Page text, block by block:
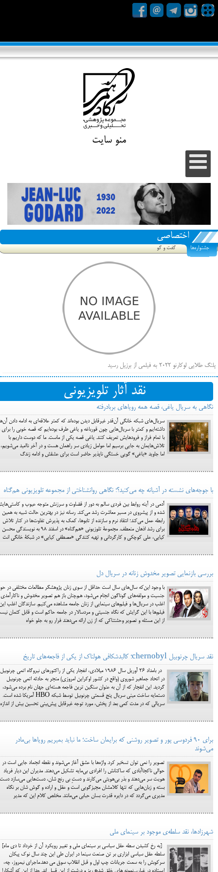
منو سایت
اختصاصی
جشنواره‌ها گفت و گو
پلنگ طلایی لوکارنو ۲۰۲۲ به فیلمی از برزیل رسید
فهرست فیلم‌های بخش مسابقه جشنواره فیلم ونیز ۲۰۲۲ مشخص شد، سهم پررنگ ایرانی‌ها
بیرون راندن فیلم‌های منتسب به حامیان کرملین از جشنواره کن، راه برای مستقل‌ها باز است
نقد آثار تلویزیونی
نگاهی به سریال یاغی، قصه همه رویاهای بربادرفته
سریال‌های شبکه خانگی آن‌قدر غیرقابل دیدن بوده‌اند که کمتر علاقه‌ای به ادامه دادن
داشته‌ایم و کمتر با سریال‌هایی چون قورباغه و یاغی طرف بوده‌ایم که قصه خوبی را برای
با تمام فراز و فرودهایش تعریف کنند. یاغی قصه یکی از ماست. ما که دوست داریم با
تلاش‌هایمان به جایی برسیم اما عوامل زیادی سر راهمان هست و در آخر ناامید می‌شویم،
اما جاوید «یاغی» گویی خستگی ناپذیر حاضر است برای عشقش و ادامه زندگ
با جوجه‌های نشسته در آشیانه چه می‌کنید؟؛ نگاهی روانشناختی از مجموعه تلویزیونی هم‌گناه
آدمی در آینه روابط بین فردی سالم به دور از قضاوت و سرزنش متوجه عیوب و
شده و از پیشروی در مسیر معاشرت رشد می‌کند. رسانه نیز در بهترین حالت شبیه به همین
رابطه عمل می‌کند؛ انتقاد نرم و سازنده از تابو‌ها، کمک به پذیرش تفاوت‌ها در کنار تلاش
برای رشد اذهان منعطف. مجموعۀ تلوزیونی «هم‌گناه» در اسفند ۹۸ به نویسندگی محسن
کیایی، علی کوچکی و کارگردانی و تهیه کنندگی «مصطفی کیایی» در شبکۀ خانگی انت
بررسی بازنمایی تصویر مخدوش زنانه در سریال دل
با وجود این‌که سال‌های سال است حداقل از سوی زنان پژوهشگر مطالعات مختلفی در
جنسیت و مولفه‌های گوناگون انجام می‌شود، هم‌چنان باز هم تصویر مخدوش و ناکارآمدی
اغلب در سریال‌ها و فیلم‌های سینمایی از زنان جامعه مشاهده می‌کنیم. سازندگان اغلب
فیلم‌ها با این گرایش که نگاه جنسیتی و مردسالار در جامعه حاکم است و قابل کتمان
از این مسئله و تصویر وحشتناکی که از زن ارائه می‌دهند فرار رو به جلو خواه
نقد سریال چرنوبیل chernobyl؛ کالبدشکافی هولناک از یکی از فاجعه‌های تاریخ
در بامداد ۲۶ آوریل سال 1986 میلادی، انفجار یکی از راکتورهای نیروگاه اتمی چرنوبیل
در اتحاد جماهیر شوروی (واقع در کشور اوکراین امروزی) منجر به حادثه اتمی چرنوبیل
گردید. این انفجار که از آن به عنوان سنگین ترین فاجعه هسته‌ای جهان نام برده می‌شود،
دستمایه ساخت مینی سریال پنج قسمتی چرنوبیل توسط شبکه HBO آمریکا شده است.
سریالی که در مدت کمی بعد از پخش، مورد توجه غیرقابل پیش‌بینی تحسین بیش از اندازه
برای 90 فردوسی پور و تصویر روشنی که برایمان ساخت؛ ما نباید بمیریم رویاها بی‌مادر
می‌شوند
تصویر را نمی توان تسخیر کرد. واژه‌ها با عشق آغاز می‌شوند و نقطه انجماد جایی است در
حوالی ناکجاآبادی که ساکنانش را افرادی بی‌مایه تشکیل می‌دهند. مدیران این دیار فریاد
هویت سر می‌دهند و بذر بی‌هویتی می‌کارند و دستِ بی رنج شان، دست‌هایی می‌سازد دست
بسته و زبان‌هایی که تنها کلامشان مجیزگویی است و عقل و اراده و گوش شان بر نگاه
مدیری می‌گردد که در دایره قدرت بسان حبابی می‌مانند. مخلص کلام این که مدیر
شهرزادها، نقد سلطه‌ی موجود بر سينمای ملی
[به رخ کشیدن سطه عقل سیاسی بر سینمای ملی و تغییر رویکرد آن از خرداد تا دی ماه]
سلطه عقل سیاسی ابزاری بر تن صنعت سینما در ايران طی این چند سال نوک پیکان
سرکوبش را به سمت جریانات چپ اول و قبل انقلاب سوق می دهد.ماجرای نیمروز، چه،